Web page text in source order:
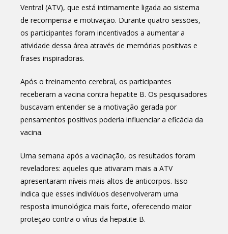
Ventral (ATV), que está intimamente ligada ao sistema
de recompensa e motivação. Durante quatro sessões,
os participantes foram incentivados a aumentar a
atividade dessa área através de memórias positivas e
frases inspiradoras.
Após o treinamento cerebral, os participantes
receberam a vacina contra hepatite B. Os pesquisadores
buscavam entender se a motivação gerada por
pensamentos positivos poderia influenciar a eficácia da
vacina.
Uma semana após a vacinação, os resultados foram
reveladores: aqueles que ativaram mais a ATV
apresentaram níveis mais altos de anticorpos. Isso
indica que esses indivíduos desenvolveram uma
resposta imunológica mais forte, oferecendo maior
proteção contra o vírus da hepatite B.